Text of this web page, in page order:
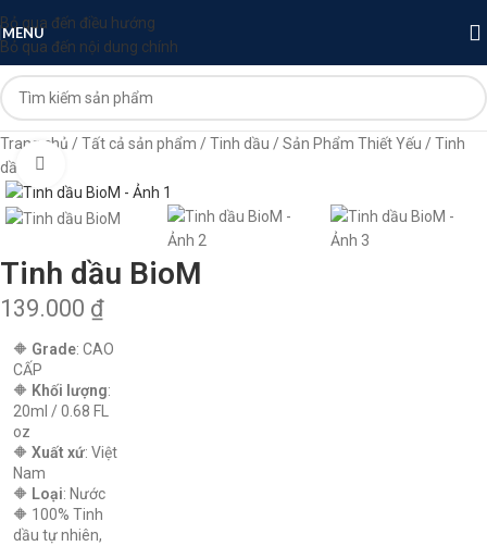
Bỏ qua đến điều hướng
Bỏ qua đến nội dung chính
MENU
Trang chủ Tất cả sản phẩm Tinh dầu Sản Phẩm Thiết Yếu
Tinh
dầu BioM
Tinh dầu BioM
139.000 ₫
🔶 Grade: CAO
CẤP
🔶 Khối lượng:
20ml / 0.68 FL
oz
🔶 Xuất xứ: Việt
Nam
🔶 Loại: Nước
🔶 100% Tinh
dầu tự nhiên,